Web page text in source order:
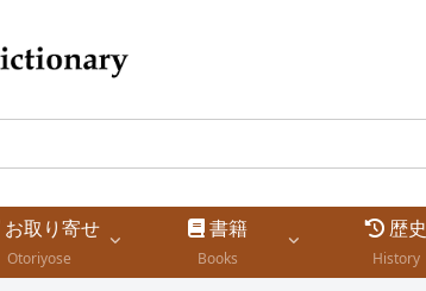
お取り寄せ
Otoriyose
書籍
Books
歴史
History